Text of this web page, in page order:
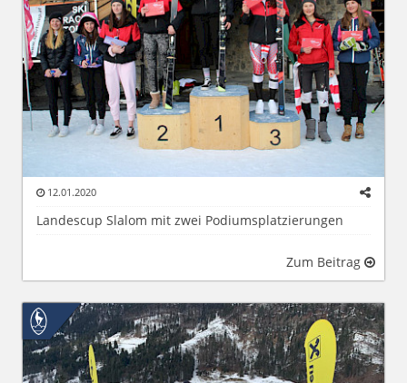
12.01.2020
Landescup Slalom mit zwei Podiumsplatzierungen
Zum Beitrag